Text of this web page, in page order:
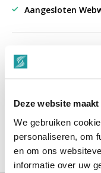
Deze website
We gebruiken
personaliseren, om
en om ons
informatie over uw
Aangesloten
““Snelle levering ,